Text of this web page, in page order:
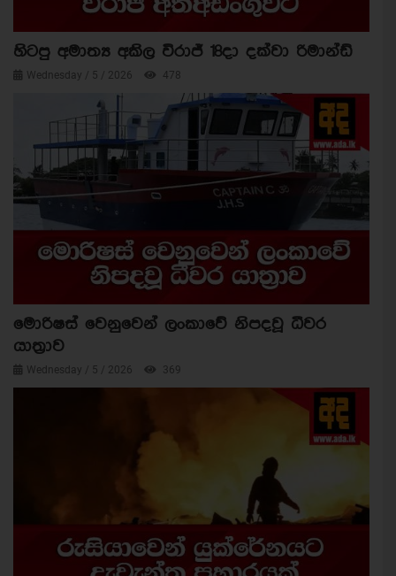
හිටපු අමාත්‍ය අකිල විරාජ් 18දා දක්වා රිමාන්ඩ්
Wednesday / 5 / 2026 478
මොරිෂස් වෙනුවෙන් ලංකාවේ නිපදවූ ධීවර
යාත්‍රාව
Wednesday / 5 / 2026 369